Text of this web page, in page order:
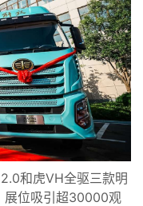
和虎VH全驱三款明
展位吸引超30000观